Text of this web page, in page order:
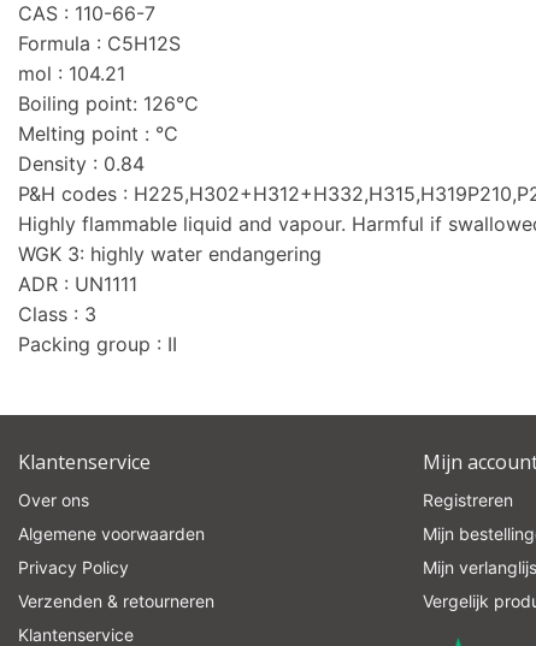
CAS : 110-66-7
Formula : C5H12S
mol : 104.21
Boiling point: 126°C
Melting point : °C
Density : 0.84
P&H codes :
Highly flammable liquid and vapour. Harmful if
WGK 3: highly water endangering
ADR : UN1111
Class : 3
Packing group : II
Klantenservice
Over ons
Algemene voorwaarden
Privacy Policy
Verzenden & retourneren
Klantenservice
Mijn
Registreren
Mijn
Mijn
Vergelijk